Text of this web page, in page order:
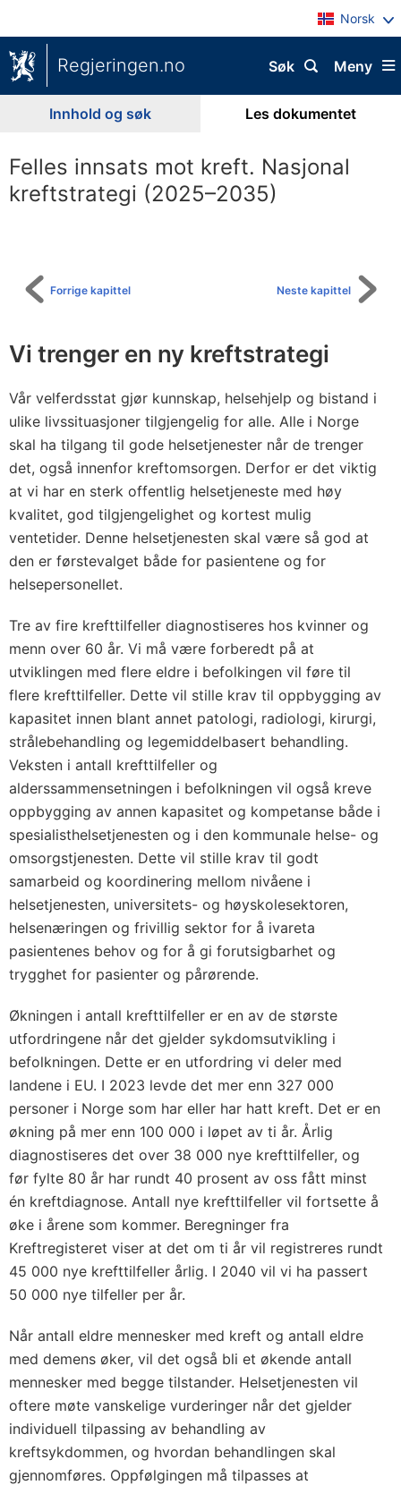
Norsk
Regjeringen.no Meny
Søk
Innhold og søk Les dokumentet
Felles innsats mot kreft. Nasjonal
kreftstrategi (2025–2035)
Neste kapittel
Forrige kapittel
Vi trenger en ny kreftstrategi
Vår velferdsstat gjør kunnskap, helsehjelp og bistand i
ulike livssituasjoner tilgjengelig for alle. Alle i Norge
skal ha tilgang til gode helsetjenester når de trenger
det, også innenfor kreftomsorgen. Derfor er det viktig
at vi har en sterk offentlig helsetjeneste med høy
kvalitet, god tilgjengelighet og kortest mulig
ventetider. Denne helsetjenesten skal være så god at
den er førstevalget både for pasientene og for
helsepersonellet.
Tre av fire krefttilfeller diagnostiseres hos kvinner og
menn over 60 år. Vi må være forberedt på at
utviklingen med flere eldre i befolkingen vil føre til
flere krefttilfeller. Dette vil stille krav til oppbygging av
kapasitet innen blant annet patologi, radiologi, kirurgi,
strålebehandling og legemiddelbasert behandling.
Veksten i antall krefttilfeller og
alderssammensetningen i befolkningen vil også kreve
oppbygging av annen kapasitet og kompetanse både i
spesialisthelsetjenesten og i den kommunale helse- og
omsorgstjenesten. Dette vil stille krav til godt
samarbeid og koordinering mellom nivåene i
helsetjenesten, universitets- og høyskolesektoren,
helsenæringen og frivillig sektor for å ivareta
pasientenes behov og for å gi forutsigbarhet og
trygghet for pasienter og pårørende.
Økningen i antall krefttilfeller er en av de største
utfordringene når det gjelder sykdomsutvikling i
befolkningen. Dette er en utfordring vi deler med
landene i EU. I 2023 levde det mer enn 327 000
personer i Norge som har eller har hatt kreft. Det er en
økning på mer enn 100 000 i løpet av ti år. Årlig
diagnostiseres det over 38 000 nye krefttilfeller, og
før fylte 80 år har rundt 40 prosent av oss fått minst
én kreftdiagnose. Antall nye krefttilfeller vil fortsette å
øke i årene som kommer. Beregninger fra
Kreftregisteret viser at det om ti år vil registreres rundt
45 000 nye krefttilfeller årlig. I 2040 vil vi ha passert
50 000 nye tilfeller per år.
Når antall eldre mennesker med kreft og antall eldre
med demens øker, vil det også bli et økende antall
mennesker med begge tilstander. Helsetjenesten vil
oftere møte vanskelige vurderinger når det gjelder
individuell tilpassing av behandling av
kreftsykdommen, og hvordan behandlingen skal
gjennomføres. Oppfølgingen må tilpasses at